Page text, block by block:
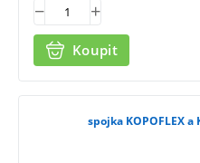
Koupit
spojka KOPOFLEX a